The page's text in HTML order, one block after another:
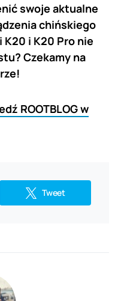
swoje aktualne
chińskiego
K20 i K20 Pro nie
Czekamy na
ROOTBLOG w
Tweet